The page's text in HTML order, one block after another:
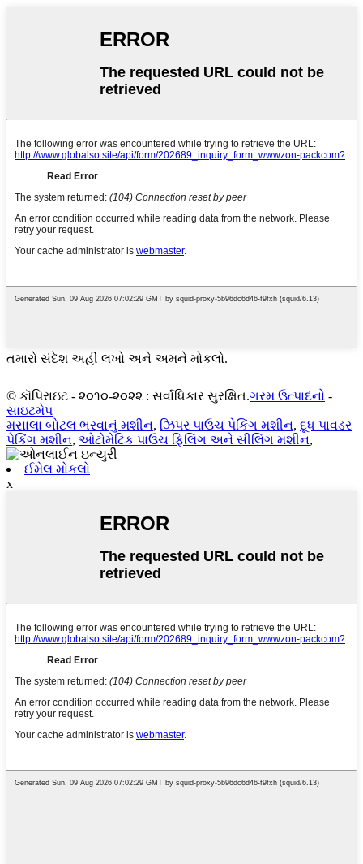
તમારો સંદેશ અહીં લખો અને અમને મોકલો.
© કૉપિરાઇટ - ૨૦૧૦-૨૦૨૨ : સર્વાધિકાર સુરક્ષિત.ગરમ ઉત્પાદનો -
સાઇટમેપ
મસાલા બોટલ ભરવાનું મશીન, ઝિપર પાઉચ પેકિંગ મશીન, દૂધ પાવડર
પેકિંગ મશીન, ઓટોમેટિક પાઉચ ફિલિંગ અને સીલિંગ મશીન,
ઈમેલ મોકલો
x